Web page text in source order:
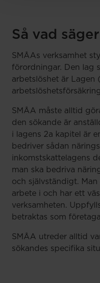
Så vad
SMÅAs verksamhet
förordningar. Den lag
arbetslöshet är Lagen
SMÅA måste alltid
den sökande är
i lagens 2a kapitel är
bedriver sådan
inkomstskattelagens
man ska bedriva
och självständigt.
arbete i och har ett
verksamheten.
betraktas som
SMÅA utreder alltid
sökandes specifika